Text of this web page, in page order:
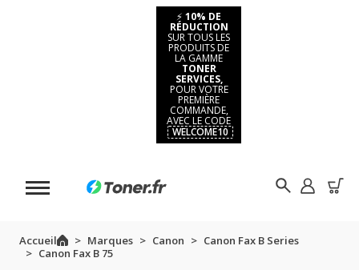
⚡ 10% DE
RÉDUCTION
SUR TOUS LES
PRODUITS DE
LA GAMME
TONER
SERVICES,
POUR VOTRE
PREMIÈRE
COMMANDE,
AVEC LE CODE
WELCOME10
Accueil Marques Canon
Canon Fax B Series
Canon Fax B 75